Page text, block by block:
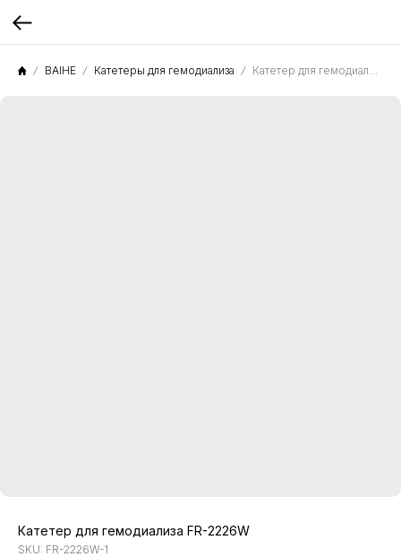
BAIHE Катетеры для гемодиализа Катетер для гемодиализа FR-2226W
Катетер для гемодиализа FR-2226W
SKU: FR-2226W-1